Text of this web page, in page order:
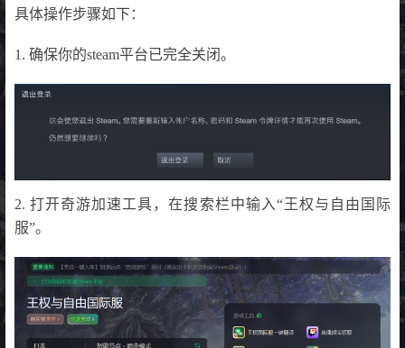
具体操作步骤如下：
1. 确保你的steam平台已完全关闭。
2. 打开奇游加速工具，在搜索栏中输入“王权与自由国际
服”。